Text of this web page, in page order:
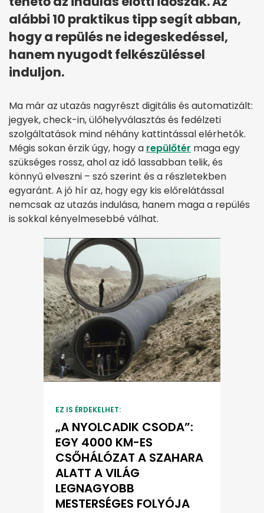
alábbi 10 praktikus tipp segít abban,
hogy a repülés ne idegeskedéssel,
hanem nyugodt felkészüléssel
induljon.
Ma már az utazás nagyrészt digitális és automatizált:
jegyek, check-in, ülőhelyválasztás és fedélzeti
szolgáltatások mind néhány kattintással elérhetők.
Mégis sokan érzik úgy, hogy a repülőtér maga egy
szükséges rossz, ahol az idő lassabban telik, és
könnyű elveszni – szó szerint és a részletekben
egyaránt. A jó hír az, hogy egy kis előrelátással
nemcsak az utazás indulása, hanem maga a repülés
is sokkal kényelmesebbé válhat.
EZ IS ÉRDEKELHET:
„A NYOLCADIK CSODA”:
EGY 4000 KM-ES
CSŐHÁLÓZAT A SZAHARA
ALATT A VILÁG
LEGNAGYOBB
MESTERSÉGES FOLYÓJA